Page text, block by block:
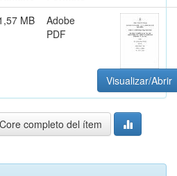
MB
Adobe
PDF
Visualizar/Abrir
completo del ítem